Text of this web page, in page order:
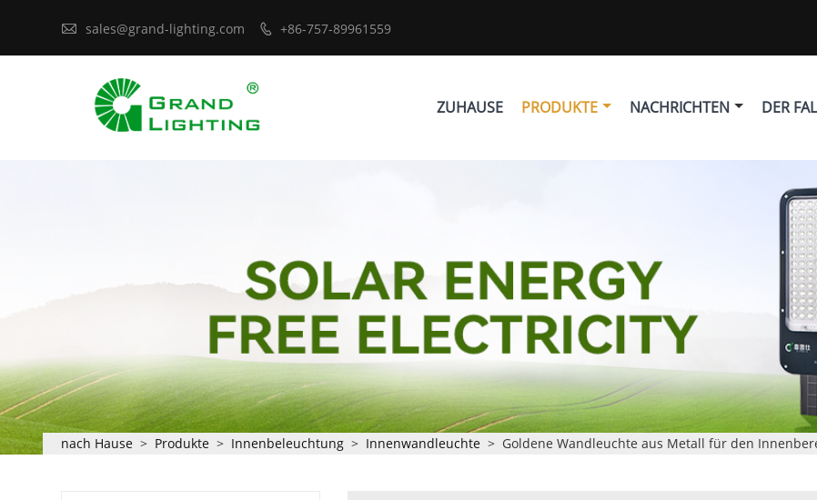
 sales@grand-lighting.com  +86-757-89961559
ZUHAUSE PRODUKTE NACHRICHTEN DER
nach Hause > Produkte > Innenbeleuchtung > Innenwandleuchte > Goldene Wandleuchte aus Metall für den